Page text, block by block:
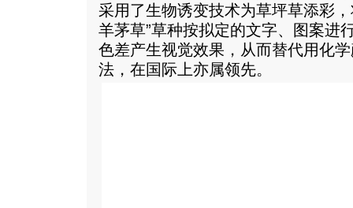
采用了生物诱变技术为草坪草添彩
羊茅草”草种按拟定的文字、图案进
色差产生视觉效果，从而替代用化
法，在国际上亦属领先。